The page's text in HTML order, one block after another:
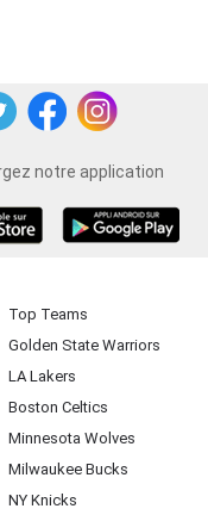
notre application
Top Teams
Golden State Warriors
LA Lakers
Boston Celtics
Minnesota Wolves
Milwaukee Bucks
NY Knicks